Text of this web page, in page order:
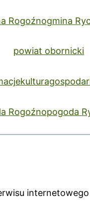
Rogoźnogmina
powiat obornicki
kultura
Rogoźnopogoda